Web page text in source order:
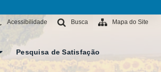
Mapa do Site
Busca
Acessibilidade
Pesquisa de Satisfação